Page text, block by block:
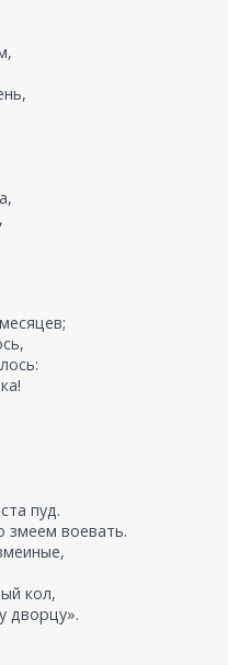
пуд.
змеем воевать.
кол,
дворцу».